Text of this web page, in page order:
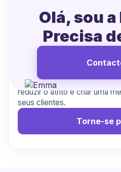
Gere
Trabalhe connosco para
reduzir o atrito e criar uma
seus clientes.
Torne-se
Olá, sou a
Precisa